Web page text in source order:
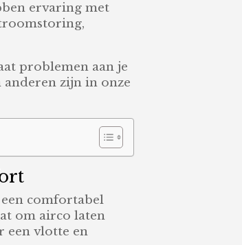
ervaring met
problemen aan je
zijn in onze
comfortabel
om airco laten
een vlotte en